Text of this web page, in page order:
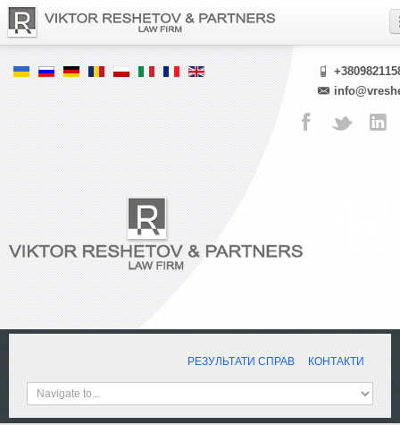
РЕЗУЛЬТАТИ СПРАВ КОНТАКТИ